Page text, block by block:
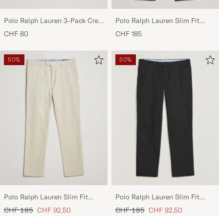
Polo Ralph Lauren 3-Pack Crew
Neck T-Shirt
White/Black/Andover Heather
CHF 80
Polo Ralph Lauren Slim Fit
Stretch Chinos Aviator Navy
CHF 185
50%
Polo Ralph Lauren Slim Fit
Stretch Chinos Beige
Regulärer Preis
CHF 185 Reduzierter Preis
CHF 92,50
50%
Polo Ralph Lauren Slim Fit
Stretch Chinos Black
Regulärer Preis
CHF 185 Reduzierter Preis
CHF 92,50